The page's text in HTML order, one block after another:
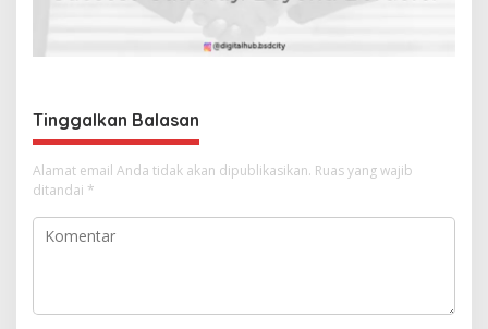
o
Tinggalkan Balasan
Alamat email Anda tidak akan dipublikasikan. Ruas yang wajib
ditandai *